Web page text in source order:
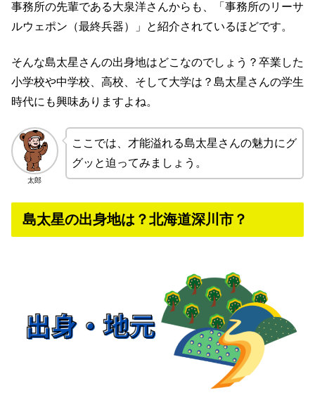
事務所の先輩である大泉洋さんからも、「事務所のリーサ
ルウェポン（最終兵器）」と紹介されているほどです。
そんな島太星さんの出身地はどこなのでしょう？卒業した
小学校や中学校、高校、そして大学は？島太星さんの学生
時代にも興味ありますよね。
太郎
ここでは、才能溢れる島太星さんの魅力にグ
グッと迫ってみましょう。
島太星の出身地は？北海道深川市？